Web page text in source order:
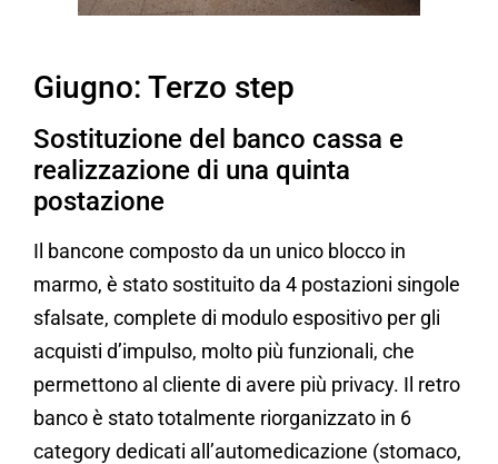
Giugno: Terzo step
Sostituzione del banco cassa e
realizzazione di una quinta
postazione
Il bancone composto da un unico blocco in
marmo, è stato sostituito da 4 postazioni singole
sfalsate, complete di modulo espositivo per gli
acquisti d’impulso, molto più funzionali, che
permettono al cliente di avere più privacy. Il retro
banco è stato totalmente riorganizzato in 6
category dedicati all’automedicazione (stomaco,